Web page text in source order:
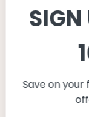
WHY CHOOSE
기능성과 품질,
UPF 50+ 최고
이탈리아산 최고
Save on